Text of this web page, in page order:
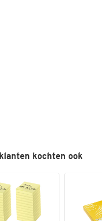
kochten ook